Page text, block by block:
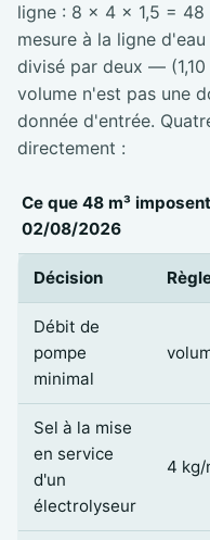
ligne : 8 × 4 × 1,5 = 48
mesure à la ligne
divisé par deux —
volume n'est pas une
donnée d'entrée.
directement :
Ce que 48 m³
02/08/2026
Décision
Débit de
pompe
minimal
Sel à la mise
en service
d'un
électrolyseur
4 kg/